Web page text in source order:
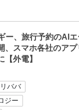
ー、旅行予約のAIエ
、スマホ各社のアプ
【外電】
ババ
ジー